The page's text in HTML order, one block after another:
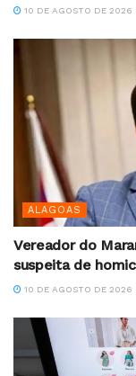
10 DE AGOSTO DE 2026
ALAGOAS
Vereador do
suspeita de
10 DE AGOSTO DE 2026